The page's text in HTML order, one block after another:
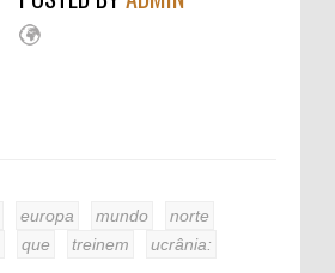
europa mundo
norte
que treinem
ucrânia: